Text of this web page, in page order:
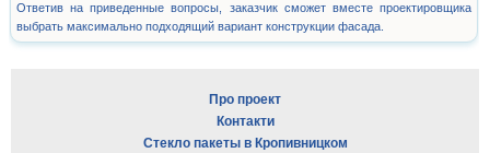
Ответив на приведенные вопросы, заказчик сможет вместе проектировщика
выбрать максимально подходящий вариант конструкции фасада.
Про проект
Контакти
Стекло пакеты в Кропивницком